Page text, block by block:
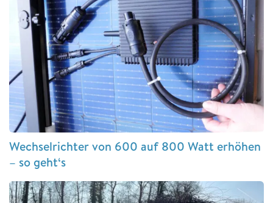
Wechselrichter von 600 auf 800 Watt erhöhen
– so geht‘s